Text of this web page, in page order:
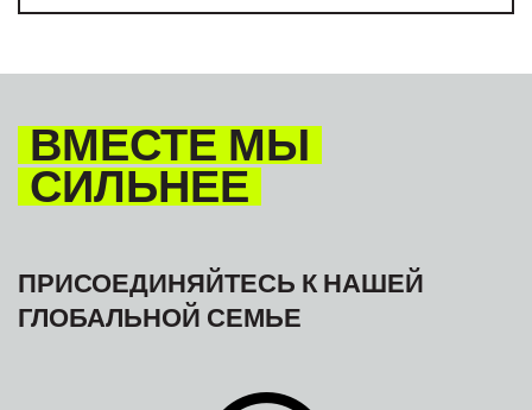
ВМЕСТЕ МЫ
СИЛЬНЕЕ
ПРИСОЕДИНЯЙТЕСЬ К НАШЕЙ
ГЛОБАЛЬНОЙ СЕМЬЕ